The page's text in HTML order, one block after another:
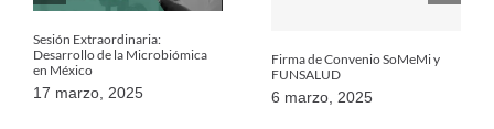
Sesión Extraordinaria:
Desarrollo de la Microbiómica
en México
17 marzo, 2025
Firma de Convenio SoMeMi y
FUNSALUD
6 marzo, 2025